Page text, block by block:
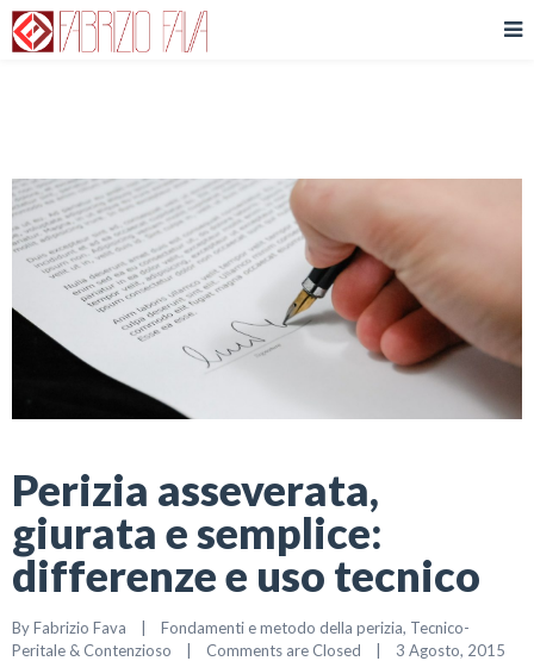
Perizia asseverata,
giurata e semplice:
differenze e uso tecnico
By Fabrizio Fava | Fondamenti e metodo della perizia, Tecnico-
Peritale & Contenzioso
| Comments are Closed |